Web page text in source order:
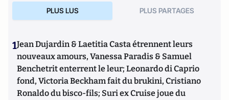
PLUS LUS PLUS PARTAGES
1Jean Dujardin & Laetitia Casta étrennent leurs
nouveaux amours, Vanessa Paradis & Samuel
Benchetrit enterrent le leur; Leonardo di Caprio
fond, Victoria Beckham fait du brukini, Cristiano
Ronaldo du bisco-fils; Suri ex Cruise joue du